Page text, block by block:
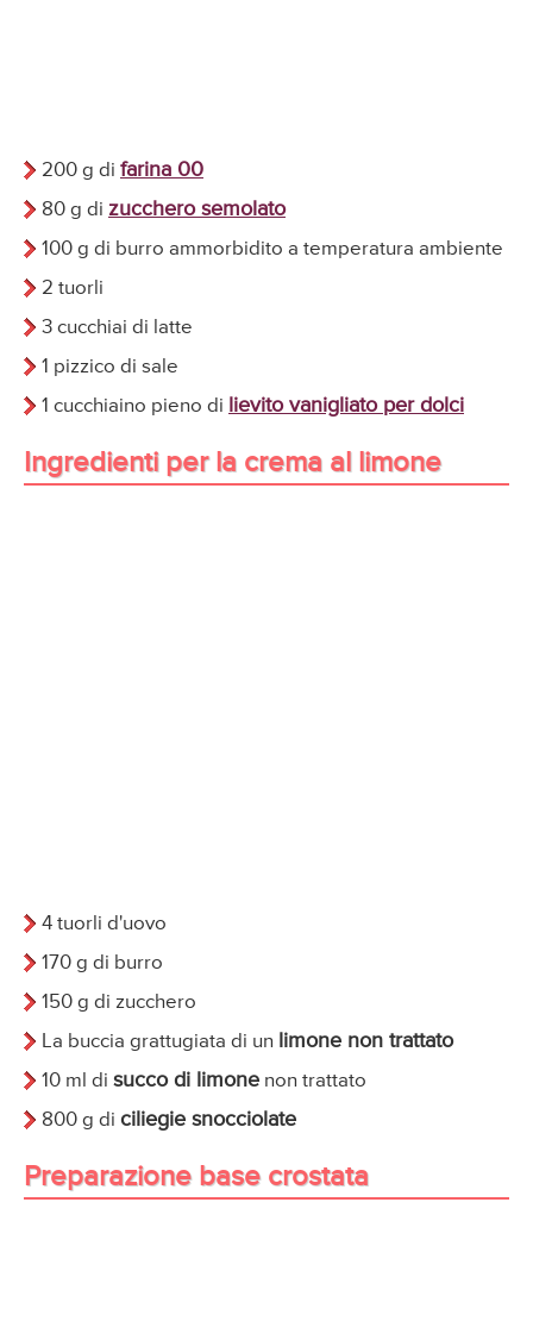
200 g di farina 00
80 g di zucchero semolato
100 g di burro ammorbidito a temperatura ambiente
2 tuorli
3 cucchiai di latte
1 pizzico di sale
1 cucchiaino pieno di lievito vanigliato per dolci
Ingredienti per la crema al limone
4 tuorli d'uovo
170 g di burro
150 g di zucchero
La buccia grattugiata di un limone non trattato
10 ml di succo di limone non trattato
800 g di ciliegie snocciolate
Preparazione base crostata